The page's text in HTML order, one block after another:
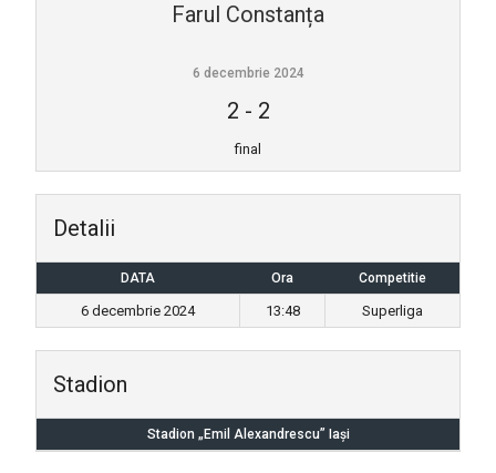
Farul Constanța
6 decembrie 2024
2 - 2
final
Detalii
DATA Ora Competitie
6 decembrie 2024 13:48 Superliga
Stadion
Stadion „Emil Alexandrescu” Iaşi